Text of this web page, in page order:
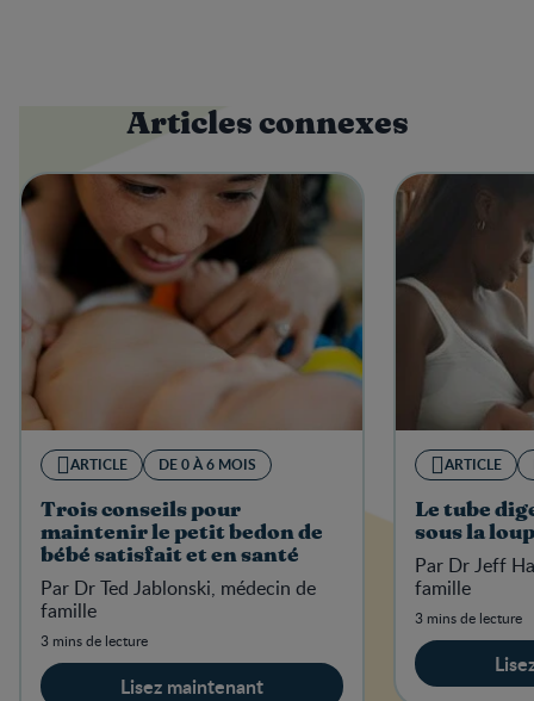
Articles connexes
ARTICLE DE 0 À 6 MOIS
Trois conseils pour
maintenir le petit bedon de
bébé satisfait et en santé
Par Dr Ted Jablonski, médecin de
famille
3 mins de lecture
Lisez maintenant
ARTICLE
Le tube
sous la
Par Dr Jeff
famille
3 mins de lecture